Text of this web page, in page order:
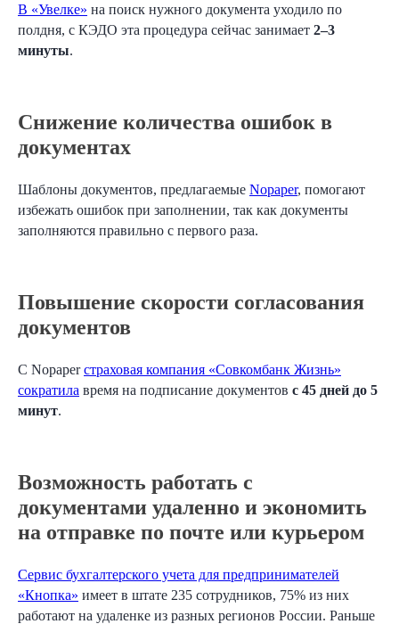
В «‎Увелке» ‎ на поиск нужного документа уходило по
полдня, с КЭДО эта процедура сейчас занимает 2–3
минуты.
Снижение количества ошибок в
документах
Шаблоны документов, предлагаемые Nopaper, помогают
избежать ошибок при заполнении, так как документы
заполняются правильно с первого раза.
Повышение скорости согласования
документов
С Nopaperстраховая компания «Совкомбанк Жизнь»‎
сократила время на подписание документов с 45 дней до 5
минут.
Возможность работать с
документами удаленно и экономить
на отправке по почте или курьером
Сервис бухгалтерского учета для предпринимателей
«‎Кнопка» ‎ имеет в штате 235 сотрудников, 75% из них
работают на удаленке из разных регионов России. Раньше